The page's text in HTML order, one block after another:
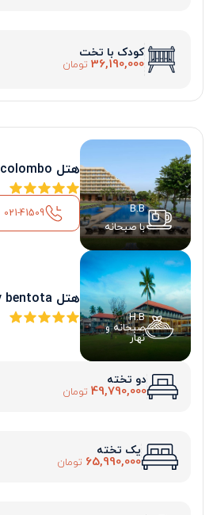
کودک با تخت
36,190,000 تومان
B.B
با صبحانه
هتل cinnamon lakeside colombo
021-41509
H.B
صبحانه و
نهار
هتل cinnamon bey bentota
دو تخته
49,790,000 تومان
یک تخته
65,990,000 تومان